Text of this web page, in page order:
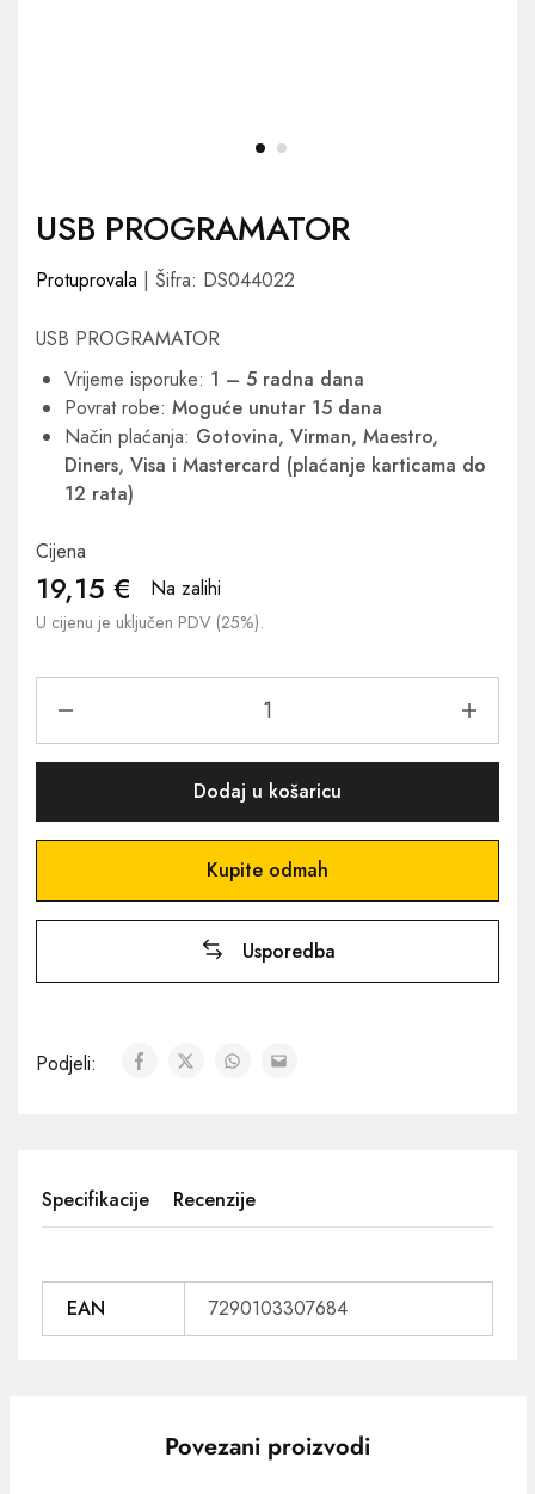
USB PROGRAMATOR
Protuprovala | Šifra: DS044022
USB PROGRAMATOR
Vrijeme isporuke: 1 – 5 radna dana
Povrat robe: Moguće unutar 15 dana
Način plaćanja: Gotovina, Virman, Maestro,
Diners, Visa i Mastercard (plaćanje karticama do
12 rata)
Cijena
19,15 € Na zalihi
U cijenu je uključen PDV (25%).
Dodaj u košaricu
Kupite odmah
Usporedba
Podjeli:
Specifikacije Recenzije
EAN 7290103307684
Povezani proizvodi